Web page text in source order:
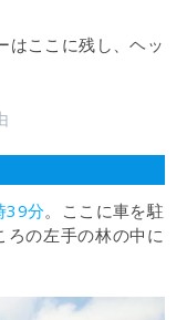
はここに残し、ヘッ
39分。ここに車を駐
の左手の林の中に